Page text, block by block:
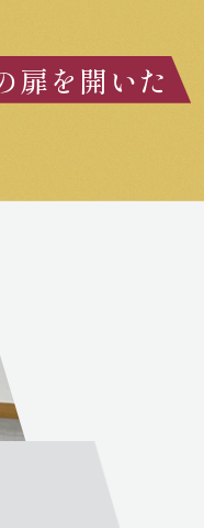
の共通コンテンツです。
の共通コンテンツです。
扉を開いた